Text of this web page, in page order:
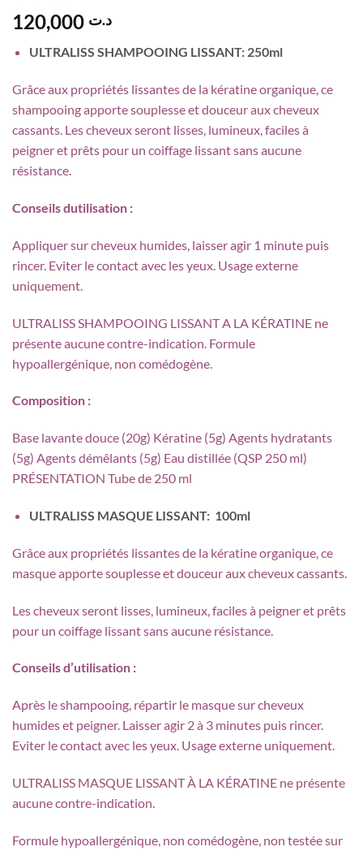
د.ت
ULTRALISS SHAMPOOING LISSANT: 250ml
Grâce aux propriétés lissantes de la kératine organique, ce
shampooing apporte souplesse et douceur aux cheveux
cassants. Les cheveux seront lisses, lumineux, faciles à
peigner et prêts pour un coiffage lissant sans aucune
résistance.
Conseils dutilisation :
Appliquer sur cheveux humides, laisser agir 1 minute puis
rincer. Eviter le contact avec les yeux. Usage externe
uniquement.
ULTRALISS SHAMPOOING LISSANT A LA KÉRATINE ne
présente aucune contre-indication. Formule
hypoallergénique, non comédogène.
Composition :
Base lavante douce (20g) Kératine (5g) Agents hydratants
(5g) Agents démêlants (5g) Eau distillée (QSP 250 ml)
PRÉSENTATION Tube de 250 ml
ULTRALISS MASQUE LISSANT: 100ml
Grâce aux propriétés lissantes de la kératine organique, ce
masque apporte souplesse et douceur aux cheveux cassants.
Les cheveux seront lisses, lumineux, faciles à peigner et prêts
pour un coiffage lissant sans aucune résistance.
Conseils d’utilisation :
Après le shampooing, répartir le masque sur cheveux
humides et peigner. Laisser agir 2 à 3 minutes puis rincer.
Eviter le contact avec les yeux. Usage externe uniquement.
ULTRALISS MASQUE LISSANT À LA KÉRATINE ne présente
aucune contre-indication.
Formule hypoallergénique, non comédogène, non testée sur